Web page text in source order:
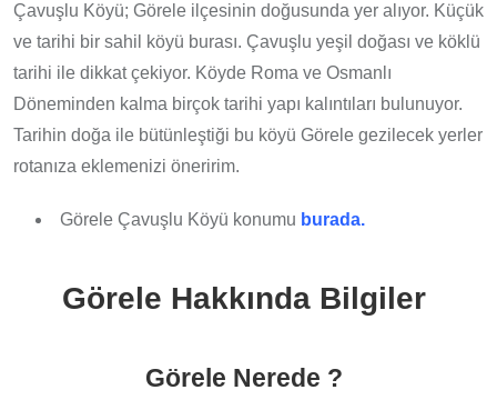
Çavuşlu Köyü; Görele ilçesinin doğusunda yer alıyor. Küçük
ve tarihi bir sahil köyü burası. Çavuşlu yeşil doğası ve köklü
tarihi ile dikkat çekiyor. Köyde Roma ve Osmanlı
Döneminden kalma birçok tarihi yapı kalıntıları bulunuyor.
Tarihin doğa ile bütünleştiği bu köyü Görele gezilecek yerler
rotanıza eklemenizi öneririm.
Görele Çavuşlu Köyü konumu burada.
Görele Hakkında Bilgiler
Görele Nerede ?